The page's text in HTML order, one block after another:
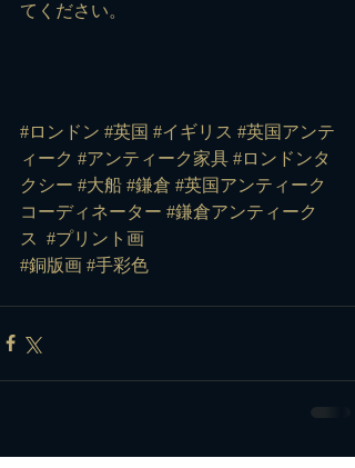
てください。
#ロンドン #英国 #イギリス #英国アンテ
ィーク #アンティーク家具 #ロンドンタ
クシー #大船 #鎌倉 #英国アンティーク
コーディネーター #鎌倉アンティーク
ス
#プリント画
#銅版画 #手彩色